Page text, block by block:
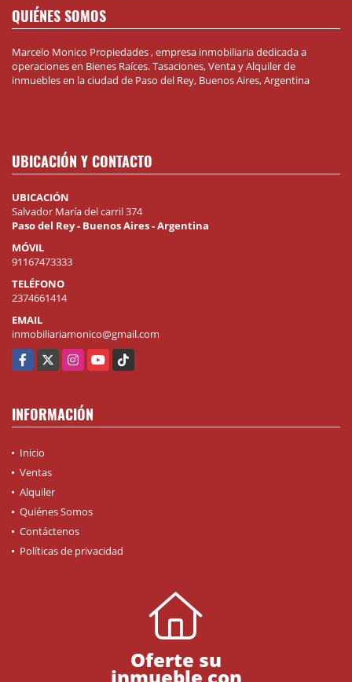
QUIÉNES SOMOS
Marcelo Monico Propiedades , empresa inmobiliaria dedicada a
operaciones en Bienes Raíces. Tasaciones, Venta y Alquiler de
inmuebles en la ciudad de Paso del Rey, Buenos Aires, Argentina
UBICACIÓN Y CONTACTO
UBICACIÓN
Salvador María del carril 374
Paso del Rey - Buenos Aires - Argentina
MÓVIL
91167473333
TELÉFONO
2374661414
EMAIL
inmobiliariamonico@gmail.com
Facebook
X InstagramYouTubeTikTok
INFORMACIÓN
Inicio
Ventas
Alquiler
Quiénes Somos
Contáctenos
Políticas de privacidad
Oferte su